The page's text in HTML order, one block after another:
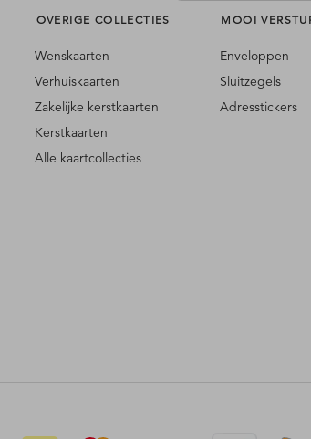
OVERIGE COLLECTIES
Wenskaarten
Verhuiskaarten
Zakelijke kerstkaarten
Kerstkaarten
Alle kaartcollecties
MOOI
Enveloppen
Sluitzegels
Adresstickers